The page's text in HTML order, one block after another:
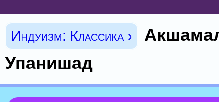
Индуизм: Классика ›
Упанишад